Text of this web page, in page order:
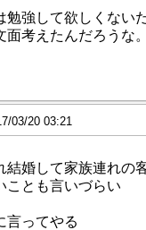
勉強して欲しくない
考えたんだろうな。
03/20 03:21
結婚して家族連れの
ことも言いづらい
言ってやる